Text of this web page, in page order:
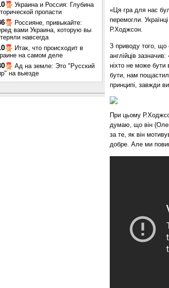
Украина и Россия: Глубина
пропасти
Россияне, привыкайте:
вами Украина, которую вы
навсегда
Итак, что происходит в
на самом деле
Ад на земле: Это "Русский
на выезде
«Ця гра для нас
перемогли.
Р.Ходжсон.
З приводу того, що
англійців
ніхто не може
бути, нам
принципі, завжди
При цьому
думаю, що він
за те, як він
добре. Але ми